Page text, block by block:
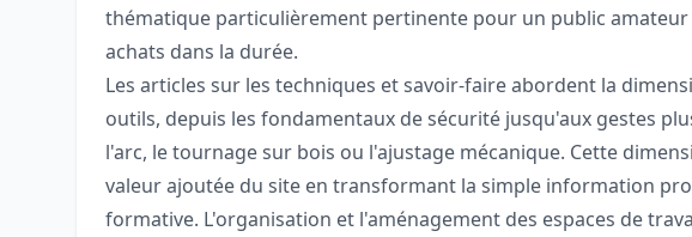
thématique particulièrement pertinente pour un public amateur
achats dans la durée.
Les articles sur les techniques et savoir-faire abordent la
outils, depuis les fondamentaux de sécurité jusqu'aux gestes
l'arc, le tournage sur bois ou l'ajustage mécanique. Cette
valeur ajoutée du site en transformant la simple information
formative. L'organisation et l'aménagement des espaces de